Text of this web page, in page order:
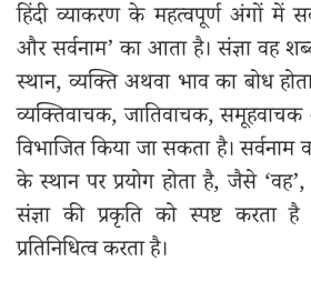
हिंदी व्याकरण के महत्वपूर्ण अंगों में
और सर्वनाम’ का आता है। संज्ञा वह
स्थान, व्यक्ति अथवा भाव का बोध
व्यक्तिवाचक, जातिवाचक, समूहवाचक
विभाजित किया जा सकता है। सर्वनाम
के स्थान पर प्रयोग होता है, जैसे
संज्ञा की प्रकृति को स्पष्ट
प्रतिनिधित्व करता है।